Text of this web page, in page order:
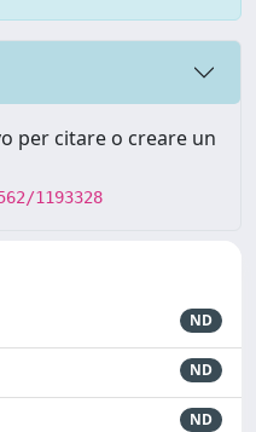
per citare o creare un
1193328
ND
ND
ND